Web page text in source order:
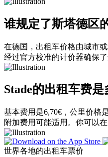
谁规定了斯塔德区
在德国，出租车价格由城市
经过官方校准的计价器确保了
Stade的出租车费是
基本费用是6,70€，公里价格
附加费用可能适用。你可以
世界各地的出租车票价